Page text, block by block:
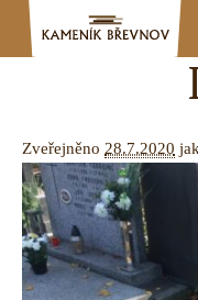
Zveřejněno 28.7.2020